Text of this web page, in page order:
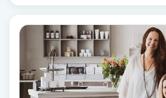
Tvätt & Fön
Vaccination